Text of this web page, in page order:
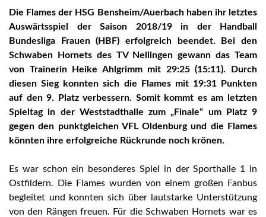
Die Flames der HSG Bensheim/Auerbach haben ihr letztes
Auswärtsspiel der Saison 2018/19 in der Handball
Bundesliga Frauen (HBF) erfolgreich beendet. Bei den
Schwaben Hornets des TV Nellingen gewann das Team
von Trainerin Heike Ahlgrimm mit 29:25 (15:11). Durch
diesen Sieg konnten sich die Flames mit 19:31 Punkten
auf den 9. Platz verbessern. Somit kommt es am letzten
Spieltag in der Weststadthalle zum „Finale“ um Platz 9
gegen den punktgleichen VFL Oldenburg und die Flames
könnten ihre erfolgreiche Rückrunde noch krönen.
Es war schon ein besonderes Spiel in der Sporthalle 1 in
Ostfildern. Die Flames wurden von einem großen Fanbus
begleitet und konnten sich über lautstarke Unterstützung
von den Rängen freuen. Für die Schwaben Hornets war es